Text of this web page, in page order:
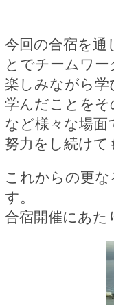
今回の合宿を通
とでチームワ
楽しみながら学
学んだことをそ
など様々な場
努力をし続け
これからの更
す。
合宿開催にあ